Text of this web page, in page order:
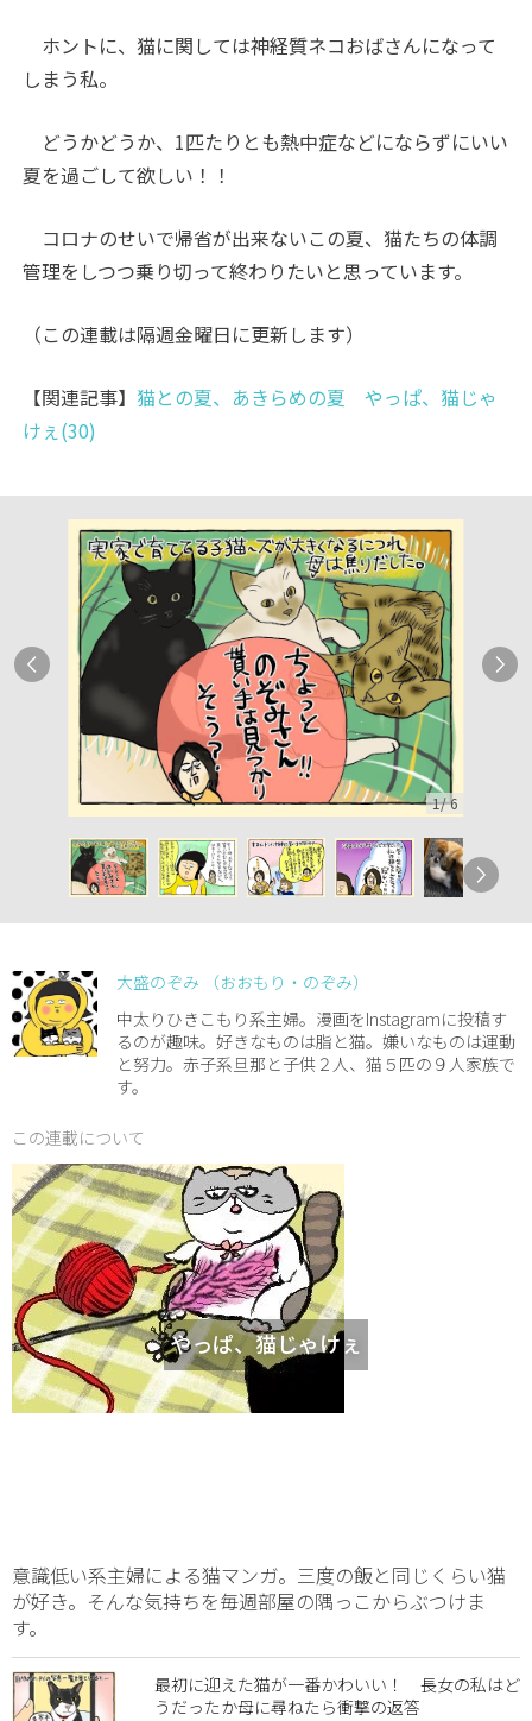
ホントに、猫に関しては神経質ネコおばさんになって
しまう私。
どうかどうか、 1匹たりとも熱中症などにならずにいい
夏を過ごして欲しい！！
コロナのせいで帰省が出来ないこの夏、猫たちの体調
管理をしつつ乗り切って終わりたいと思っています。
（この連載は隔週金曜日に更新します）
【関連記事】 猫との夏、あきらめの夏 やっぱ、猫じゃ
けぇ(30)
1/6
大盛のぞみ （おおもり・のぞみ）
中太りひきこもり系主婦。漫画をInstagramに投稿す
るのが趣味。好きなものは脂と猫。嫌いなものは運動
と努力。赤子系旦那と子供２人、猫５匹の９人家族で
す。
この連載について
やっぱ、猫じゃけぇ
意識低い系主婦による猫マンガ。三度の飯と同じくらい猫
が好き。そんな気持ちを毎週部屋の隅っこからぶつけま
す。
最初に迎えた猫が一番かわいい！ 長女の私はど
うだったか母に尋ねたら衝撃の返答